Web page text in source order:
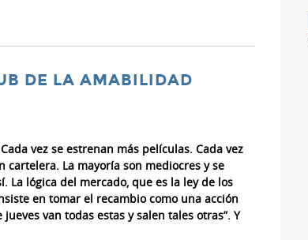
DE LA AMABILIDAD
vez se estrenan más películas. Cada vez
cartelera. La mayoría son mediocres y se
La lógica del mercado, que es la ley de los
en tomar el recambio como una acción
jueves van todas estas y salen tales otras”. Y